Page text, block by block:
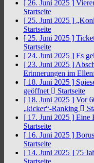
[ 26. Juni 2025 ]
Startseite
[ 25. Juni 2025 ]
Startseite
[ 25. Juni 2025 ]
Startseite
[ 24. Juni 2025 ] Es
[ 23. Juni 2025 ]
Erinnerungen im
[ 18. Juni 2025 ]
geöffnet
Startseite
[ 18. Juni 2025 ] Vor
„kicker“-Ranking
[ 17. Juni 2025 ] Eine
Startseite
[ 16. Juni 2025 ]
Startseite
[ 14. Juni 2025 ] 75
Startseite